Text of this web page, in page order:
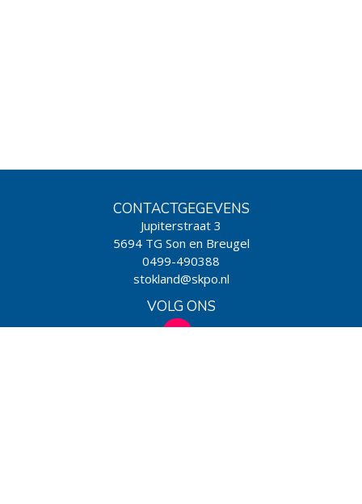
CONTACTGEGEVENS
Jupiterstraat 3
5694 TG Son en Breugel
0499-490388
stokland@skpo.nl
VOLG ONS